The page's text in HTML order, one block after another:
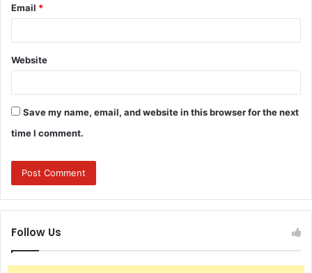
Email *
Website
Save my name, email, and website in this browser for the next
time I comment.
Follow Us